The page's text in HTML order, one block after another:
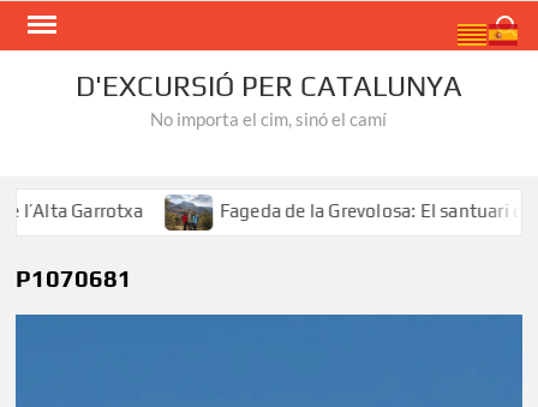
Skip
D'EXCURSIÓ PER CATALUNYA
No importa el cim, sinó el camí
Garrotxa Fageda de la Grevolosa: El santuari dels
P1070681